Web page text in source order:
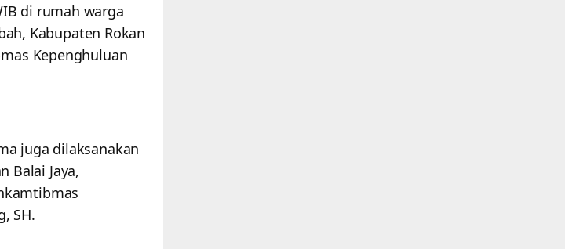
di rumah warga
Kabupaten Rokan
Kepenghuluan
juga dilaksanakan
Balai Jaya,
SH.